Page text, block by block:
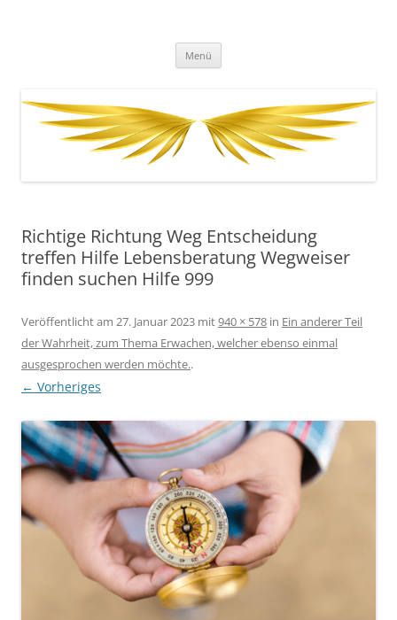
Unterstützung zu dir Selbst. Dein
ursprüngliches Herz, Sein und
Leben. Durch mit Gott, Christus,
den Engeln und Lichtwesen im
FREQUENZAUSWIRKUNGEN VIA BOTSCHAFTEN, HELLSICHT UND
Menü
Richtige Richtung Weg Entscheidung
treffen Hilfe Lebensberatung Wegweiser
finden suchen Hilfe 999
Veröffentlicht am 27. Januar 2023 mit940 × 578 in Ein anderer Teil
der Wahrheit, zum Thema Erwachen, welcher ebenso einmal
ausgesprochen werden möchte..
← Vorheriges